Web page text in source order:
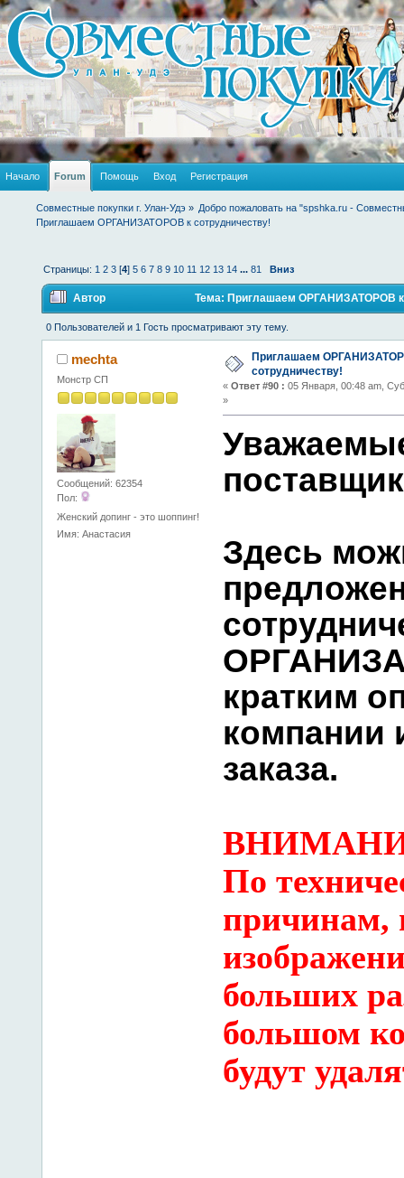
Начало Forum Помощь Вход Регистрация
Совместные покупки г. Улан-Удэ » Добро пожаловать на "spshka.ru -
Приглашаем ОРГАНИЗАТОРОВ к сотрудничеству!
Страницы: 1 2 3 [4]5 6 7 8 9 10 11 12 13 14 ...81 Вниз
Автор Тема: Приглашаем ОРГАНИЗАТОРОВ к
раз)
0 Пользователей и 1 Гость просматривают эту тему.
mechta
Монстр СП
Сообщений: 62354
Пол:
Женский допинг - это шоппинг!
Имя: Анастасия
Приглашаем
сотрудничеству!
« Ответ #90 : 05 Января, 00:48 am,
»
Здесь
кратким
компании
заказа.
По
причинам,
больших
большом
будут